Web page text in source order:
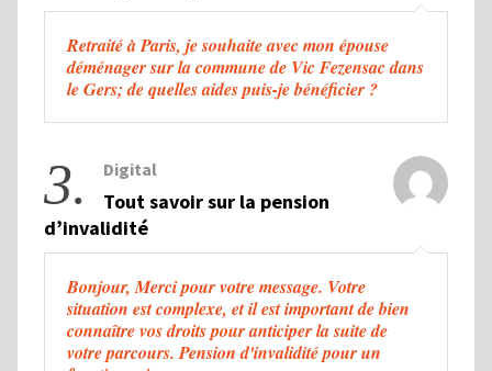
Retraité à Paris, je souhaite avec mon épouse
déménager sur la commune de Vic Fezensac dans
le Gers; de quelles aides puis-je bénéficier ?
3. Digital
Tout savoir sur la pension
d’invalidité
Bonjour, Merci pour votre message. Votre
situation est complexe, et il est important de bien
connaître vos droits pour anticiper la suite de
votre parcours. Pension d'invalidité pour un